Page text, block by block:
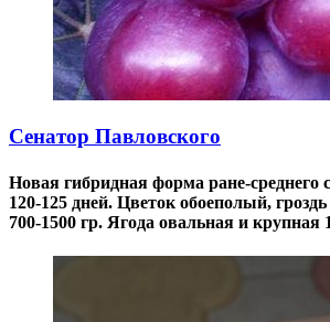
Сенатор Павловского
Новая гибридная форма ране-среднего
120-125 дней. Цветок обоеполый,
700-1500 гр. Ягода овальная и